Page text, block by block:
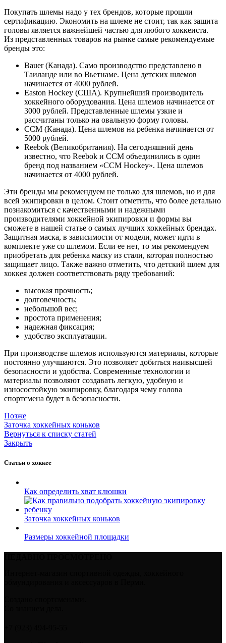
Покупать шлемы надо у тех брендов, которые прошли
сертификацию. Экономить на шлеме не стоит, так как защита
головы является важнейшей частью для любого хоккеиста.
Из представленных товаров на рынке самые рекомендуемые
бренды это:
Bauer (Канада). Само производство представлено в
Таиланде или во Вьетнаме. Цена детских шлемов
начинается от 4000 рублей.
Easton Hockey (США). Крупнейший производитель
хоккейного оборудования. Цена шлемов начинается от
3000 рублей. Представленные шлемы узкие и
рассчитаны только на овальную форму головы.
CCM (Канада). Цена шлемов на ребенка начинается от
5000 рублей.
Reebok (Великобритания). На сегодняшний день
известно, что Reebok и CCM объединились в один
бренд под названием «CCM Hockey». Цена шлемов
начинается от 4000 рублей.
Эти бренды мы рекомендуем не только для шлемов, но и для
всей экипировки в целом. Стоит отметить, что более детально
познакомиться с качественными и надежными
производителями хоккейной экипировки и формы вы
сможете в нашей статье о самых лучших хоккейных брендах.
Защитная маска, в зависимости от модели, может идти в
комплекте уже со шлемом. Если ее нет, то мы рекомендуем
приобретать для ребенка маску из стали, которая полностью
защищает лицо. Также важно отметить, что детский шлем для
хоккея должен соответствовать ряду требований:
высокая прочность;
долговечность;
небольшой вес;
простота применения;
надежная фиксация;
удобство эксплуатации.
При производстве шлемов используются материалы, которые
постоянно улучшаются. Это позволяет добиться наивысшей
безопасности и удобства. Современные технологии и
материалы позволяют создавать легкую, удобную и
износостойкую экипировку, благодаря чему голова
спортсмена будет в безопасности.
Позже
Заточка хоккейных коньков
Вернуться к списку статей
Закрыть
Статьи о хоккее
Как определить хват клюшки
Заточка хоккейных коньков
Размеры хоккейной площадки